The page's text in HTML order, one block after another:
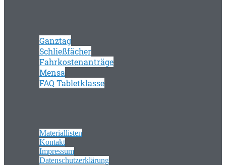
Ganztag
Schließfächer
Fahrkostenanträge
Mensa
FAQ Tabletklasse
Materiallisten
Kontakt
Impressum
Datenschutzerklärung